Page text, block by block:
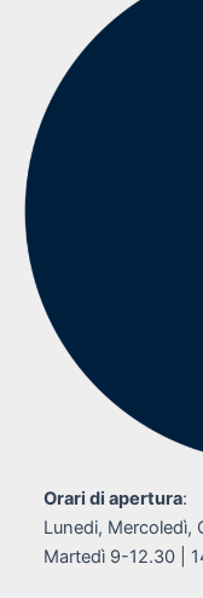
Orari di apertura:
Lunedi, Mercoledì,
Martedì 9-12.30 |